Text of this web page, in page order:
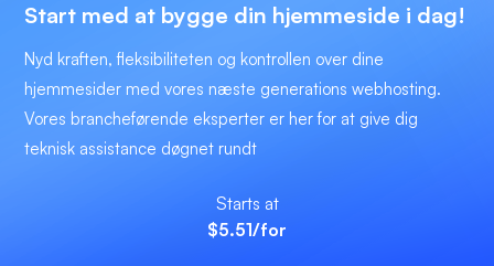
Start med at bygge din hjemmeside i dag!
Nyd kraften, fleksibiliteten og kontrollen over dine
hjemmesider med vores næste generations webhosting.
Vores brancheførende eksperter er her for at give dig
teknisk assistance døgnet rundt
Starts at
$5.51/for